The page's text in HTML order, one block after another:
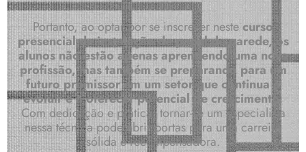
Portanto, ao optar por se inscrever nestecurso
presencial de instalação de papel de parede, os
alunos não estão apenas aprendendo uma nova
profissão, mas também se preparando para um
futuro promissor em um setor que continua a
evoluir e a oferecer potencial de crescimento.
Com dedicação e prática, tornar-se um especialista
nessa técnica pode abrir portas para uma carreira
sólida e recompensadora.